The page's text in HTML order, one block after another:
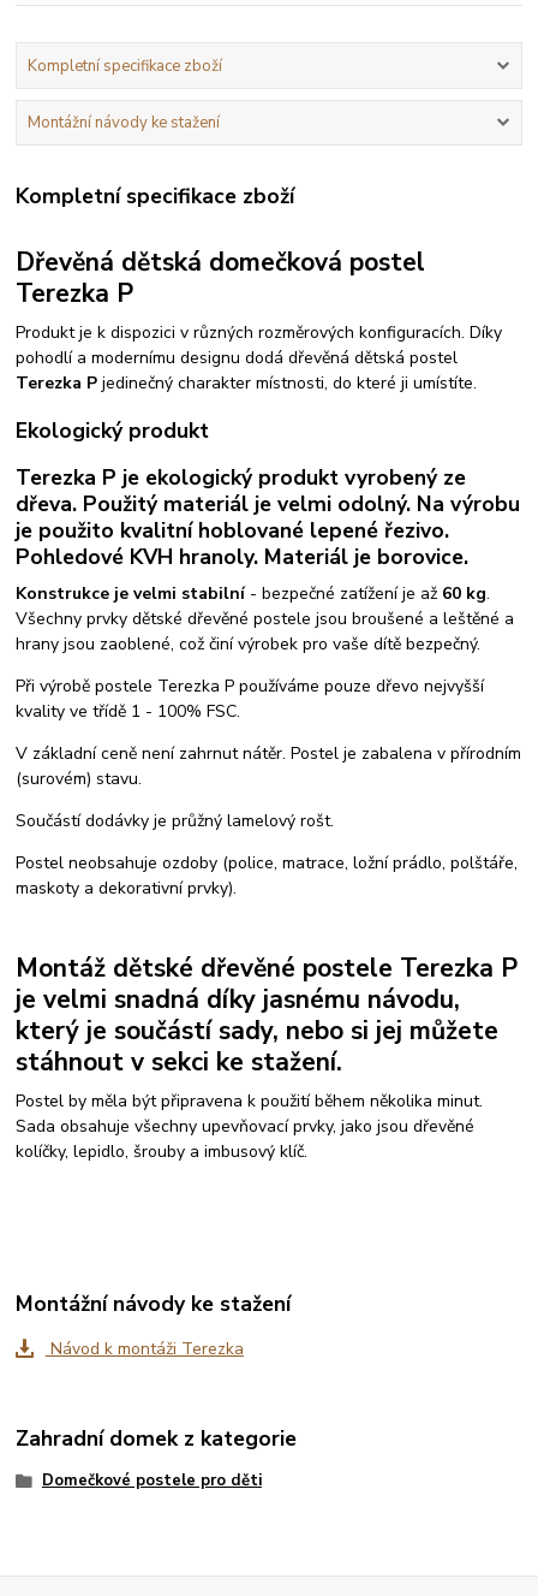
Kompletní specifikace zboží
Montážní návody ke stažení
Kompletní specifikace zboží
Dřevěná dětská domečková postel
Terezka P
Produkt je k dispozici v různých rozměrových konfiguracích. Díky
pohodlí a modernímu designu dodá dřevěná dětská postel
Terezka P jedinečný charakter místnosti, do které ji umístíte.
Ekologický produkt
Terezka P je ekologický produkt vyrobený ze
dřeva. Použitý materiál je velmi odolný. Na výrobu
je použito kvalitní hoblované lepené řezivo.
Pohledové KVH hranoly. Materiál je borovice.
Konstrukce je velmi stabilní - bezpečné zatížení je až 60 kg.
Všechny prvky dětské dřevěné postele jsou broušené a leštěné a
hrany jsou zaoblené, což činí výrobek pro vaše dítě bezpečný.
Při výrobě postele Terezka P používáme pouze dřevo nejvyšší
kvality ve třídě 1 - 100% FSC.
V základní ceně není zahrnut nátěr. Postel je zabalena v přírodním
(surovém) stavu.
Součástí dodávky je průžný lamelový rošt.
Postel neobsahuje ozdoby (police, matrace, ložní prádlo, polštáře,
maskoty a dekorativní prvky).
Montáž dětské dřevěné postele Terezka P
je velmi snadná díky jasnému návodu,
který je součástí sady, nebo si jej můžete
stáhnout v sekci ke stažení.
Postel by měla být připravena k použití během několika minut.
Sada obsahuje všechny upevňovací prvky, jako jsou dřevěné
kolíčky, lepidlo, šrouby a imbusový klíč.
Montážní návody ke stažení
Návod k montáži Terezka
Zahradní domek z kategorie
Domečkové postele pro děti